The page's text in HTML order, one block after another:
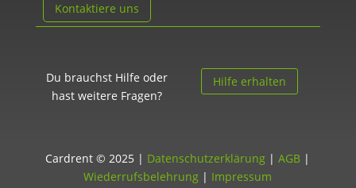
Kontaktiere uns
Du brauchst Hilfe oder
hast weitere Fragen?
Hilfe erhalten
Cardrent © 2025 | Datenschutzerklärung |AGB |
Wiederrufsbelehrung | Impressum